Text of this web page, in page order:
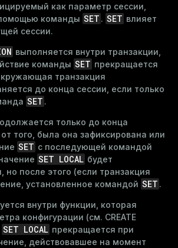
как параметр сессии,
команды SET . SET влияет
сессии.
выполняется внутри транзакции,
команды SET прекращается
транзакция
до конца сессии, если только
SET .
только до конца
того, была она зафиксирована или
SET с последующей командой
SET LOCAL будет
но после этого (если транзакция
установленное командой SET .
внутри функции, которая
конфигурации (см. CREATE
SET LOCAL прекращается при
действовавшее на момент